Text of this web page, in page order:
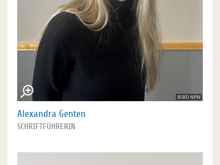
BSBD NRW
Alexandra Genten
SCHRIFTFÜHRERIN